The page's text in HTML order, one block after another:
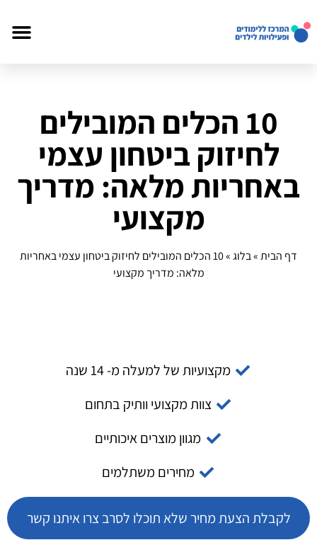
10 הכלים המובילים
לחיזוק ביטחון עצמי
באחריות מלאה: מדריך
מקצועי
דף הבית»בלוג»
10 הכלים המובילים לחיזוק ביטחון עצמי באחריות
מלאה: מדריך מקצועי
מקצועיות של למעלה מ- 14 שנה
צוות מקצועי וותיק בתחום
מגוון מוצרים איכותיים
מחירים משתלמים
לקבלת הצעת מחיר שלא תוכלו לסרב צרו איתנו קשר